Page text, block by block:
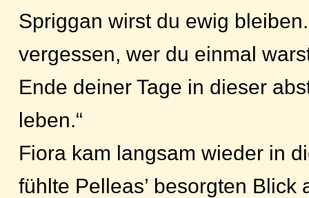
Spriggan wirst du ewig
vergessen, wer du einmal
Ende deiner Tage in dieser
leben.“
Fiora kam langsam wieder in
fühlte Pelleas’ besorgten Blick